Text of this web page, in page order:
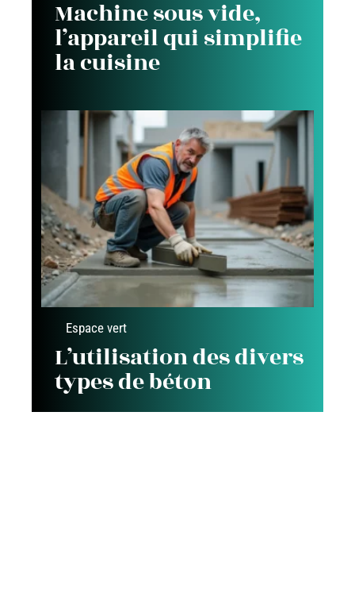
Machine sous vide,
l’appareil qui simplifie
la cuisine
Espace vert
L’utilisation des divers
types de béton